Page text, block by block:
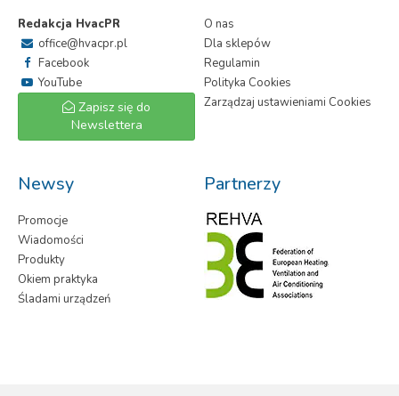
Redakcja HvacPR
office@hvacpr.pl
Facebook
YouTube
Zapisz się do
Newslettera
O nas
Dla sklepów
Regulamin
Polityka Cookies
Zarządzaj ustawieniami Cookies
Newsy
Promocje
Wiadomości
Produkty
Okiem praktyka
Śladami urządzeń
Partnerzy